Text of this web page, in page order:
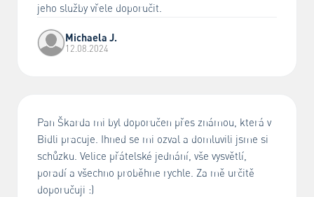
jeho služby vřele doporučit.
Michaela J.
12.08.2024
Pan Škarda mi byl doporučen přes známou, která v
Bidli pracuje. Ihned se mi ozval a domluvili jsme si
schůzku. Velice přátelské jednání, vše vysvětlí,
poradí a všechno proběhne rychle. Za mě určitě
doporučuji :)